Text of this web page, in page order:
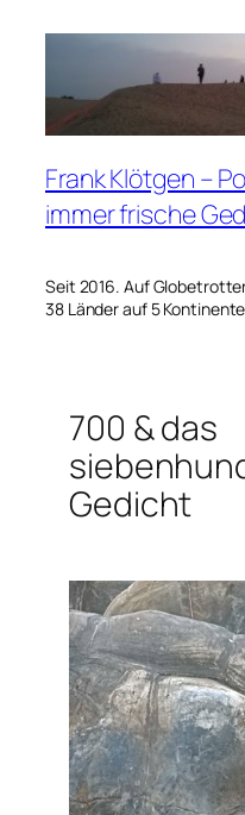
Frank Klötgen –
immer frische
Seit 2016. Auf
38 Länder auf 5
700 & das
Gedicht